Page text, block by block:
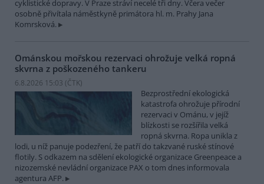
cyklistické dopravy. V Praze stráví necelé tři dny. Včera večer
osobně přivítala náměstkyně primátora hl. m. Prahy Jana
Komrsková.
Ománskou mořskou rezervaci ohrožuje velká ropná
skvrna z poškozeného tankeru
6.8.2026 15:03 (ČTK)
Bezprostřední ekologická
katastrofa ohrožuje přírodní
rezervaci v Ománu, v jejíž
blízkosti se rozšířila velká
ropná skvrna. Ropa unikla z
lodi, u níž panuje podezření, že patří do takzvané ruské stínové
flotily. S odkazem na sdělení ekologické organizace Greenpeace a
nizozemské nevládní organizace PAX o tom dnes informovala
agentura AFP.